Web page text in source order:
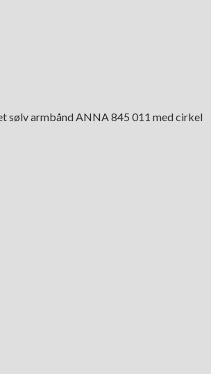
sølv armbånd ANNA 845 011 med cirkel